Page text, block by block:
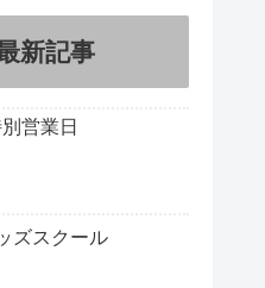
新記事
営業日
ズスクール